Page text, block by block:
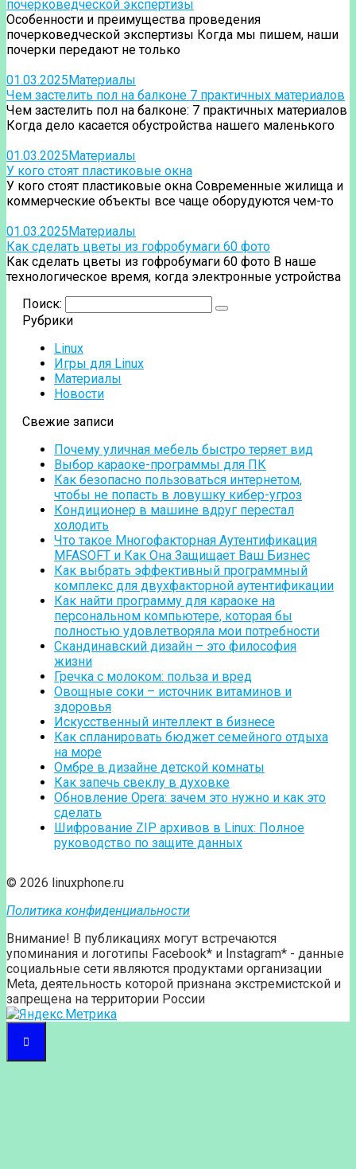
почерковедческой экспертизы
Особенности и преимущества проведения
почерковедческой экспертизы Когда мы пишем, наши
почерки передают не только
01.03.2025 Материалы
Чем застелить пол на балконе 7 практичных материалов
Чем застелить пол на балконе: 7 практичных материалов
Когда дело касается обустройства нашего маленького
01.03.2025 Материалы
У кого стоят пластиковые окна
У кого стоят пластиковые окна Современные жилища и
коммерческие объекты все чаще оборудуются чем-то
01.03.2025 Материалы
Как сделать цветы из гофробумаги 60 фото
Как сделать цветы из гофробумаги 60 фото В наше
технологическое время, когда электронные устройства
Поиск:
Рубрики
Linux
Игры для Linux
Материалы
Новости
Свежие записи
Почему уличная мебель быстро теряет вид
Выбор караоке-программы для ПК
Как безопасно пользоваться интернетом,
чтобы не попасть в ловушку кибер-угроз
Кондиционер в машине вдруг перестал
холодить
Что такое Многофакторная Аутентификация
MFASOFT и Как Она Защищает Ваш Бизнес
Как выбрать эффективный программный
комплекс для двухфакторной аутентификации
Как найти программу для караоке на
персональном компьютере, которая бы
полностью удовлетворяла мои потребности
Скандинавский дизайн – это философия
жизни
Гречка с молоком: польза и вред
Овощные соки – источник витаминов и
здоровья
Искусственный интеллект в бизнесе
Как спланировать бюджет семейного отдыха
на море
Омбре в дизайне детской комнаты
Как запечь свеклу в духовке
Обновление Opera: зачем это нужно и как это
сделать
Шифрование ZIP архивов в Linux: Полное
руководство по защите данных
© 2026 linuxphone.ru
Политика конфиденциальности
Внимание! В публикациях могут встречаются
упоминания и логотипы Facebook* и Instagram* - данные
социальные сети являются продуктами организации
Meta, деятельность которой признана экстремистской и
запрещена на территории России